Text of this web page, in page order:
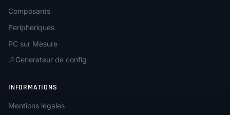
Composants
Peripheriques
PC sur Mesure
Generateur de config
INFORMATIONS
Mentions légales